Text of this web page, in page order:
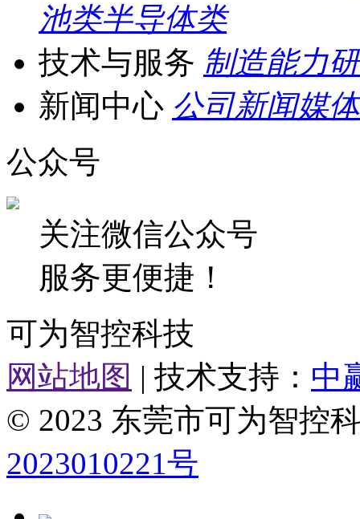
池类半导体类
技术与服务 制造能力
新闻中心 公司新闻媒
公众号
关注微信公众号
服务更便捷！
可为智控科技
网站地图 | 技术支持： 中
© 2023 东莞市可为智控
2023010221号